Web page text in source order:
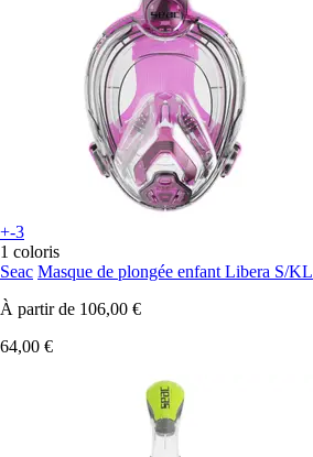
+-3
1 coloris
Seac Masque de plongée enfant Libera S/KL
À partir de 106,00 €
64,00 €